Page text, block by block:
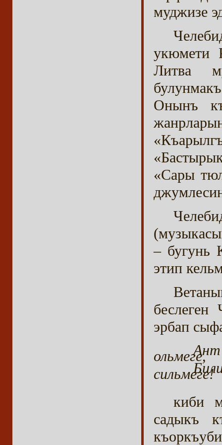
муджизе
укюмети
Литва
Онынъ
«Сары
– бугунь
этип
эрбап
ольмеге,
сильмеге!
киби
садыкъ